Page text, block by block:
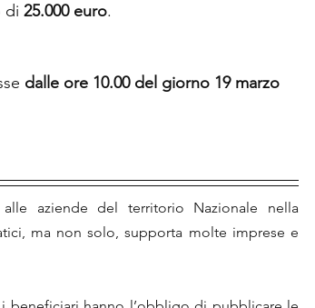
di 25.000 euro.
dalle ore 10.00 del giorno 19 marzo
aziende del territorio Nazionale nella
ma non solo, supporta molte imprese e